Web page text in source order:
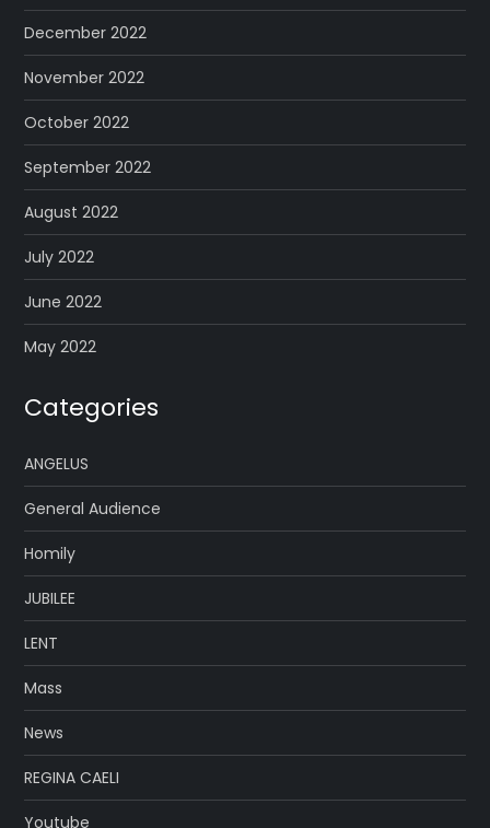
December 2022
November 2022
October 2022
September 2022
August 2022
July 2022
June 2022
May 2022
Categories
ANGELUS
General Audience
Homily
JUBILEE
LENT
Mass
News
REGINA CAELI
Youtube